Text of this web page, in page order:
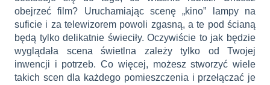
obejrzeć film? Uruchamiając scenę „kino” lampy na
suficie i za telewizorem powoli zgasną, a te pod ścianą
będą tylko delikatnie świeciły. Oczywiście to jak będzie
wyglądała scena świetlna zależy tylko od Twojej
inwencji i potrzeb. Co więcej, możesz stworzyć wiele
takich scen dla każdego pomieszczenia i przełączać je